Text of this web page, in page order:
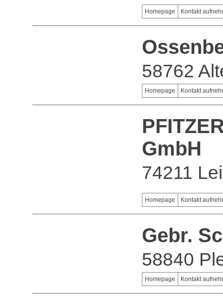
Homepage Kontakt
58762
Homepage Kontakt
GmbH
74211
Homepage Kontakt
Gebr.
58840
Homepage Kontakt